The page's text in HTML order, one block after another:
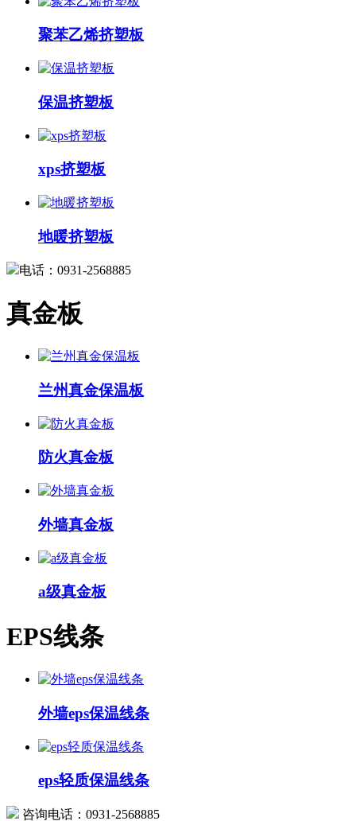
聚苯乙烯挤塑板
保温挤塑板
xps挤塑板
地暖挤塑板
电话：0931-2568885
真金板
兰州真金保温板
防火真金板
外墙真金板
a级真金板
EPS线条
外墙eps保温线条
eps轻质保温线条
咨询电话：0931-2568885